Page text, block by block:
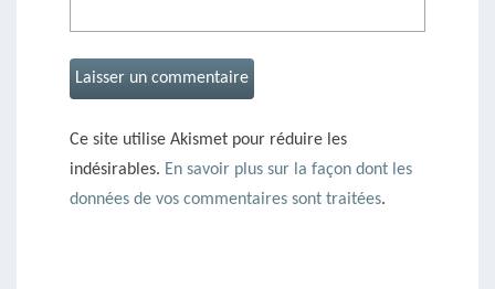
Ce site utilise Akismet pour réduire les
indésirables. En savoir plus sur la façon dont les
données de vos commentaires sont traitées.